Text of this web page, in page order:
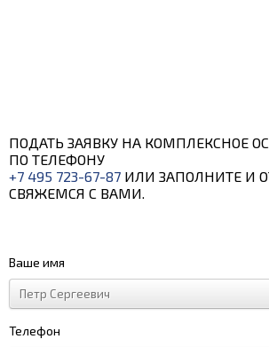
ПОДАТЬ ЗАЯВКУ НА КОМПЛЕКСНОЕ
ПО ТЕЛЕФОНУ
+7 495 723-67-87 ИЛИ ЗАПОЛНИТЕ И
СВЯЖЕМСЯ С ВАМИ.
Ваше имя
Телефон